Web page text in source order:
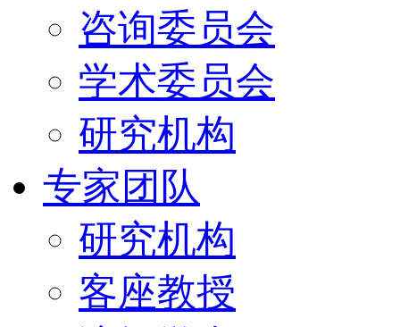
咨询委员会
学术委员会
研究机构
专家团队
研究机构
客座教授